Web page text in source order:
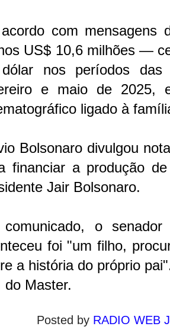
com mensagens
US$ 10,6 milhões —
nos períodos
e maio de 2025,
ligado à
Bolsonaro divulgou
financiar a produção
Jair Bolsonaro.
comunicado, o
foi "um filho,
a história do próprio
do Master.
Posted by RADIO WEB